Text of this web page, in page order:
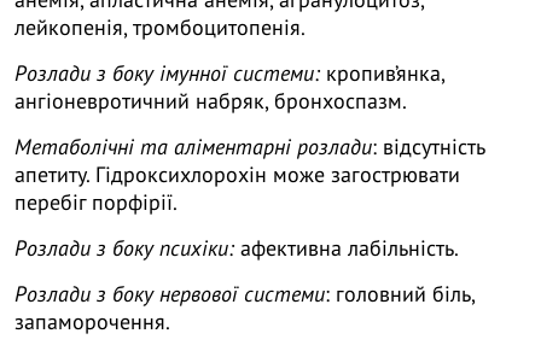
лейкопенія, тромбоцитопенія.
Розлади з боку імунної системи: кропив’янка,
ангіоневротичний набряк, бронхоспазм.
Метаболічні та аліментарні розлади: відсутність
апетиту. Гідроксихлорохін може загострювати
перебіг порфірії.
Розлади з боку психіки: афективна лабільність.
Розлади з боку нервової системи: головний біль,
запаморочення.